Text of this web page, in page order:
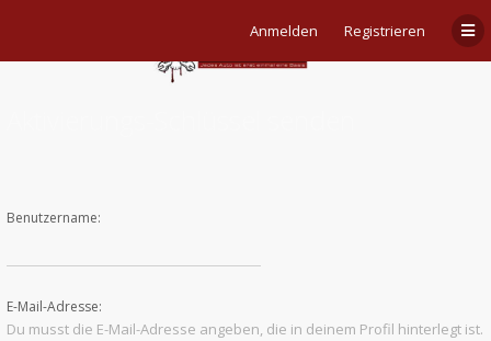
Anmelden Registrieren
Benutzername:
E-Mail-Adresse:
Du musst die E-Mail-Adresse angeben, die in deinem Profil hinterlegt ist.